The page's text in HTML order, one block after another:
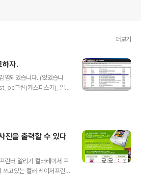
더보기
자.
되었습니다. (었었습니
pc그린(카스퍼스키), 알
지에서 1058에 대한 정보
데 치료해도 증상은 똑같
긴 하는데 치료해도 그대
지 못하고, 숙주가 심어놓은
그래서 근본적인 해결책을
진을 출력할 수 있다
린터 알리기 컬러레이저 프
쓰고있는 컬러 레이저프린